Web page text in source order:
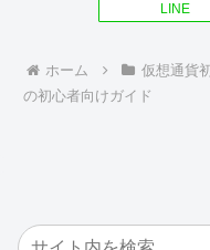
LINE
ホーム 仮想通貨
の初心者向けガイド